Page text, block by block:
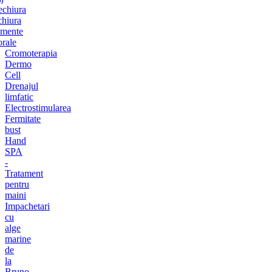
Cromoterapia
Dermo
Cell
Drenajul
limfatic
Electrostimularea
Fermitate
bust
Hand
SPA
-
Tratament
pentru
maini
Impachetari
cu
alge
marine
de
la